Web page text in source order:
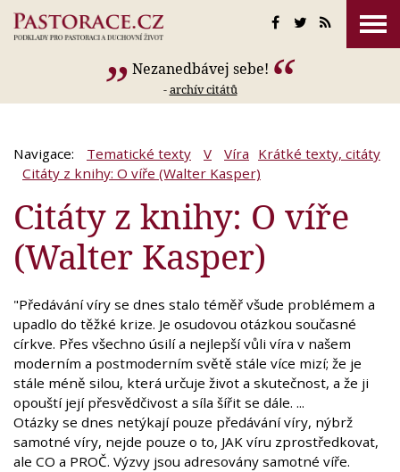
Nezanedbávej sebe!
-archív citátů
Navigace: Tematické texty V Víra Krátké texty, citáty
Citáty z knihy: O víře (Walter Kasper)
Citáty z knihy: O víře
(Walter Kasper)
"Předávání víry se dnes stalo téměř všude problémem a
upadlo do těžké krize. Je osudovou otázkou současné
církve. Přes všechno úsilí a nejlepší vůli víra v našem
moderním a postmoderním světě stále více mizí; že je
stále méně silou, která určuje život a skutečnost, a že ji
opouští její přesvědčivost a síla šířit se dále. ...
Otázky se dnes netýkají pouze předávání víry, nýbrž
samotné víry, nejde pouze o to, JAK víru zprostředkovat,
ale CO a PROČ. Výzvy jsou adresovány samotné víře.